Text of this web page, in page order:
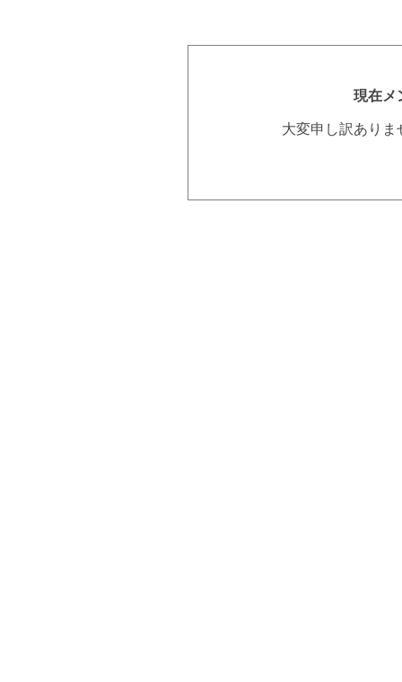
現在メ
大変申し訳あり